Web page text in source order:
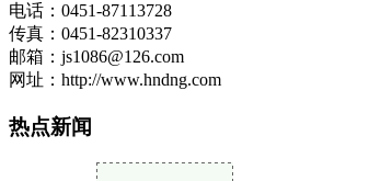
电话：0451-87113728
传真：0451-82310337
邮箱：js1086@126.com
网址：http://www.hndng.com
热点新闻